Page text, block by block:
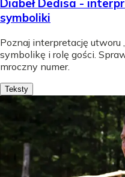
Diabeł Dedisa -
symboliki
Poznaj interpretację utworu
symbolikę i rolę gości.
mroczny numer.
Teksty